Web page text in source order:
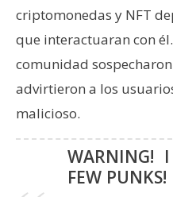
e
m
a
R
criptomonedas y NFT
que interactuaran con
comunidad
advirtieron a los
malicioso.
WARNING!
FEW PUNKS!